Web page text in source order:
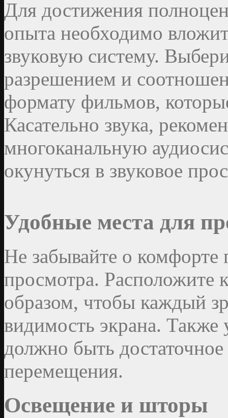
Для достижения
опыта необходимо
звуковую систему.
разрешением и
формату фильмов,
Касательно звука,
многоканальную
окунуться в звуковое
Удобные места для
Не забывайте о
просмотра. Расположите
образом, чтобы каждый
видимость экрана.
должно быть
перемещения.
Освещение и шторы